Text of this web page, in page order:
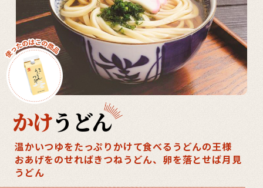
かけうどん
温かいつゆをたっぷりかけて食べるうどんの王様
おあげをのせればきつねうどん、卵を落とせば月見
うどん